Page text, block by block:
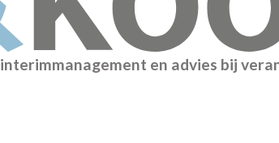
interimmanagement en advies bij